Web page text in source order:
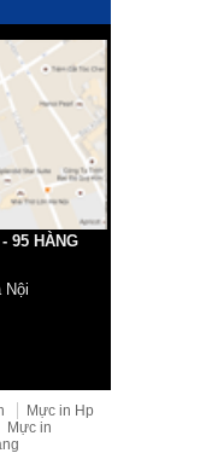
95 HÀNG
Nội
Mực in Hp
Mực in